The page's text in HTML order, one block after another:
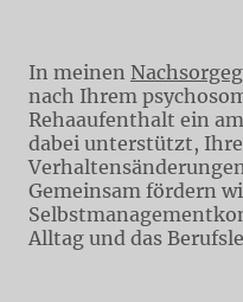
In meinen
nach Ihrem
Rehaaufenthalt ein
dabei unterstützt,
Gemeinsam fördern
Alltag und das